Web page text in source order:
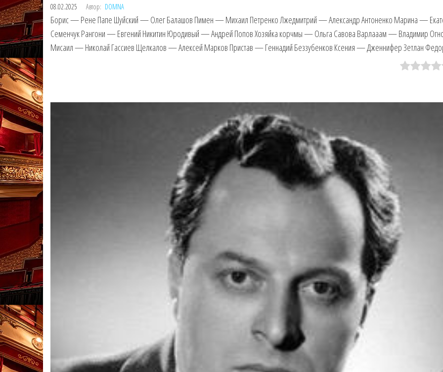
08.02.2025 Автор: DOMNA
Борис — Рене Папе Шуйский — Олег Балашов Пимен — Михаил Петренко Лжедмитрий — Александр Антоненко Марина —
Семенчук Рангони — Евгений Никитин Юродивый — Андрей Попов Хозяйка корчмы — Ольга Савова Варлааам — Владимир
Мисаил — Николай Гассиев Щелкалов — Алексей Марков Пристав — Геннадий Беззубенков Ксения — Дженнифер Зетлан